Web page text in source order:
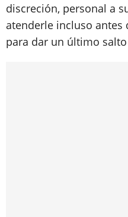
discreción, personal a
atenderle incluso antes
para dar un último